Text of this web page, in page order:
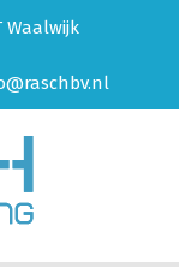
Waalwijk